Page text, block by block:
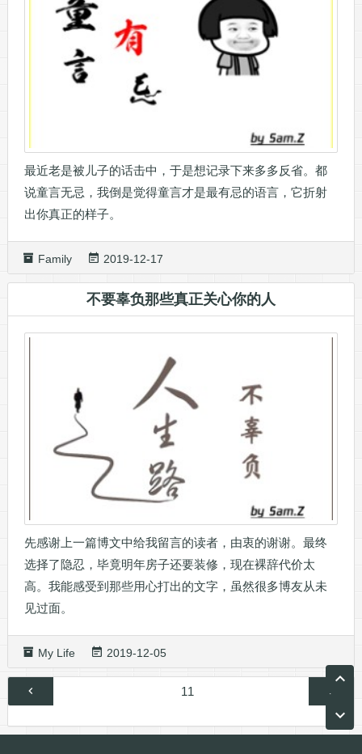
最近老是被儿子的话击中，于是想记录下来多多反省。都
说童言无忌，我倒是觉得童言才是最有忌的语言，它折射
出你真正的样子。
Family 2019-12-17
不要辜负那些真正关心你的人
先感谢上一篇博文中给我留言的读者，由衷的谢谢。最终
选择了隐忍，毕竟明年房子还要装修，现在裸辞代价太
高。我能感受到那些用心打出的文字，虽然很多博友从未
见过面。
My Life 2019-12-05
章
分
第11